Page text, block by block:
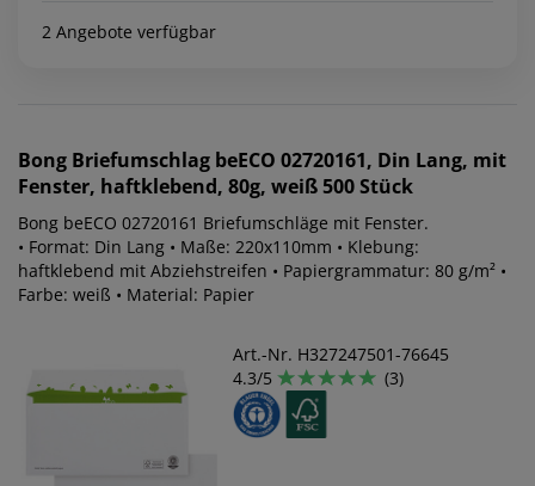
2 Angebote verfügbar
Bong Briefumschlag beECO 02720161, Din Lang, mit
Fenster, haftklebend, 80g, weiß 500 Stück
Bong beECO 02720161 Briefumschläge mit Fenster.
• Format: Din Lang • Maße: 220x110mm • Klebung:
haftklebend mit Abziehstreifen • Papiergrammatur: 80 g/m² •
Farbe: weiß • Material: Papier
Art.-Nr. H327247501-76645
4.3/5
(3)